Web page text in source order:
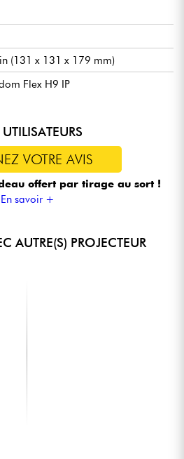
(131 x 131 x 179 mm)
Flex H9 IP
VOTRE AVIS
offert par tirage au sort !
En savoir +
AUTRE(S) PROJECTEUR